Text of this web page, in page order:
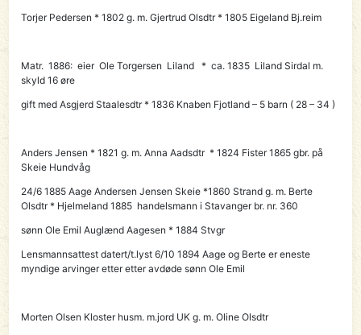
Torjer Pedersen * 1802 g. m. Gjertrud Olsdtr * 1805 Eigeland Bj.reim
Matr. 1886: eierOle Torgersen Liland* ca. 1835 Liland Sirdal m.
skyld 16 øre
gift med Asgjerd Staalesdtr * 1836 Knaben Fjotland – 5 barn ( 28 – 34 )
Anders Jensen * 1821 g. m. Anna Aadsdtr * 1824 Fister 1865 gbr. på
Skeie Hundvåg
24/6 1885Aage Andersen Jensen Skeie*1860 Strand g. m. Berte
Olsdtr * Hjelmeland 1885 handelsmann i Stavanger br. nr. 360
sønn Ole Emil Auglænd Aagesen * 1884 Stvgr
Lensmannsattest datert/t.lyst 6/10 1894 Aage og Berte er eneste
myndige arvinger etter etter avdøde sønn Ole Emil
Morten Olsen Kloster husm. m.jord UK g. m. Oline Olsdtr